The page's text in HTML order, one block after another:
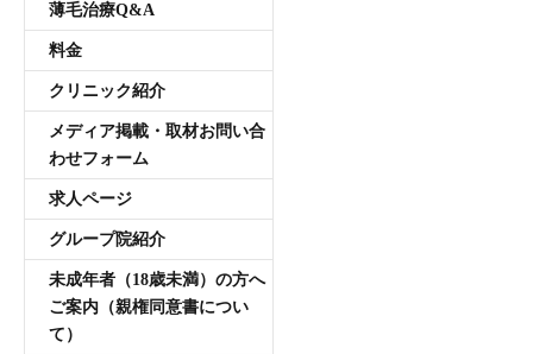
薄毛治療Q&A
料金
クリニック紹介
メディア掲載・取材お問い合
わせフォーム
求人ページ
グループ院紹介
未成年者（18歳未満）の方へ
ご案内（親権同意書につい
て）